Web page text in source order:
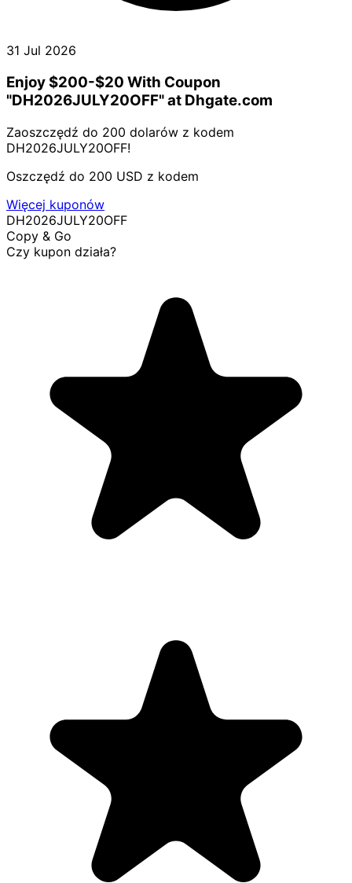
31 Jul 2026
Enjoy $200-$20 With Coupon
"DH2026JULY20OFF" at Dhgate.com
Zaoszczędź do 200 dolarów z kodem
DH2026JULY20OFF!
Oszczędź do 200 USD z kodem
Więcej kuponów
DH2026JULY20OFF
Copy & Go
Czy kupon działa?